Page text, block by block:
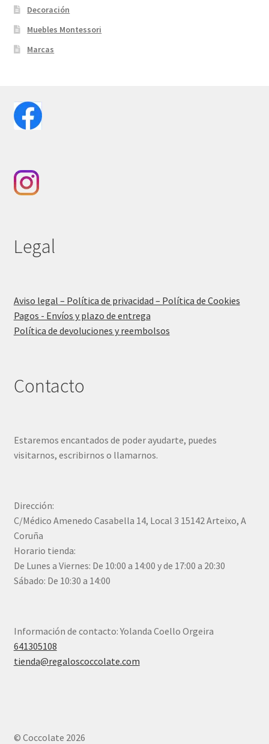
Decoración
Muebles Montessori
Marcas
Legal
Aviso legal – Política de privacidad – Política de Cookies
Pagos - Envíos y plazo de entrega
Política de devoluciones y reembolsos
Contacto
Estaremos encantados de poder ayudarte, puedes
visitarnos, escribirnos o llamarnos.
Dirección:
C/Médico Amenedo Casabella 14, Local 3 15142 Arteixo, A
Coruña
Horario tienda:
De Lunes a Viernes: De 10:00 a 14:00 y de 17:00 a 20:30
Sábado: De 10:30 a 14:00
Información de contacto: Yolanda Coello Orgeira
641305108
tienda@regaloscoccolate.com
© Coccolate 2026